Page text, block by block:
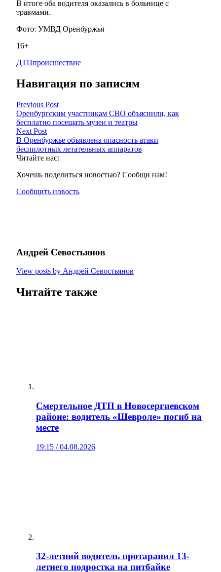
В итоге оба водителя оказались в больнице с
травмами.
Фото: УМВД Оренбуржья
16+
ДТПпроисшествие
Навигация по записям
Previous Post
Оренбургским участникам СВО объяснили, как
бесплатно посещать музеи и театры
Next Post
В Оренбуржье объявлена опасность атаки
беспилотных летательных аппаратов
Читайте нас:
Хочешь поделиться новостью? Сообщи нам!
Сообщить новость
Андрей Севостьянов
View posts by Андрей Севостьянов
Читайте также
Смертельное ДТП в Новосергиевском
районе: водитель «Шевроле» погиб на
месте
19:15 / 04.08.2026
32-летний водитель протаранил 13-
летнего подростка на питбайке